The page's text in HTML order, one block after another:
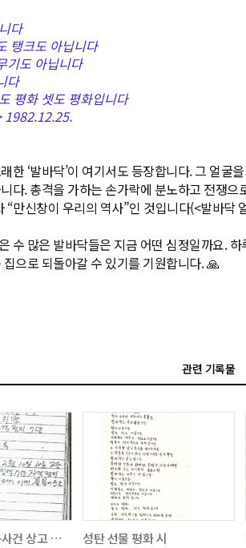
다
탱크도 아닙니다
기도 아닙니다
다
평화 셋도 평화입니다
1982.12.25.
한 ‘발바닥’이 여기서도 등장합니다. 그 얼굴
다. 총격을 가하는 손가락에 분노하고 전쟁
“만신창이 우리의 역사”인 것입니다(<발바닥
수 많은 발바닥들은 지금 어떤 심정일까요.
으로 되돌아갈 수 있기를 기원합니다. 🙏
관련 기록물
문익환 목사 방북사건 상고 이유서 복사본 성탄 선물 평화 시